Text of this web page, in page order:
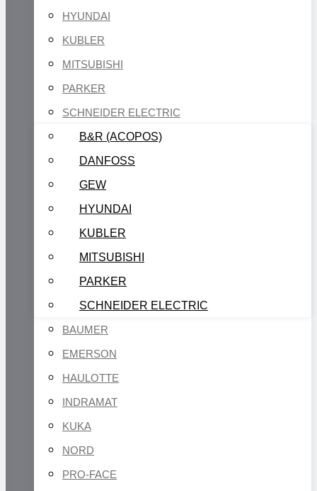
HYUNDAI
KUBLER
MITSUBISHI
PARKER
SCHNEIDER ELECTRIC
B&R (ACOPOS)
DANFOSS
GEW
HYUNDAI
KUBLER
MITSUBISHI
PARKER
SCHNEIDER ELECTRIC
BAUMER
EMERSON
HAULOTTE
INDRAMAT
KUKA
NORD
PRO-FACE